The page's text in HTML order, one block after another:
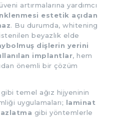
artırmalarına yardımcı
estetik açıdan
. Bu durumda, whitening
beyazlık elde
dişlerin yerini
implantlar, hem
önemli bir çözüm
gibi temel ağız hijyeninin
uygulamaları; laminat
gibi yöntemlerle